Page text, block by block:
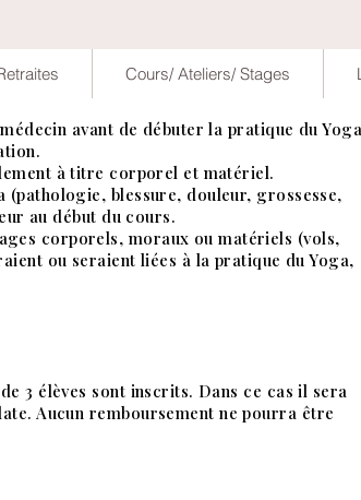
Cours/ Ateliers/ Stages
avant de débuter la pratique du
à titre corporel et matériel.
blessure, douleur, grossesse,
au début du cours.
corporels, moraux ou matériels (vols,
ou seraient liées à la pratique du Yoga,
3 élèves sont inscrits. Dans ce cas il sera
Aucun remboursement ne pourra être